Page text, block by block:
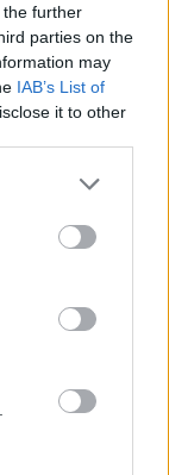
further
parties on the
may
IAB’s List of
it to other